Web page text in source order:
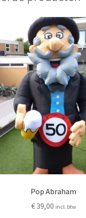
Pop Abraham
€39,00 incl. btw